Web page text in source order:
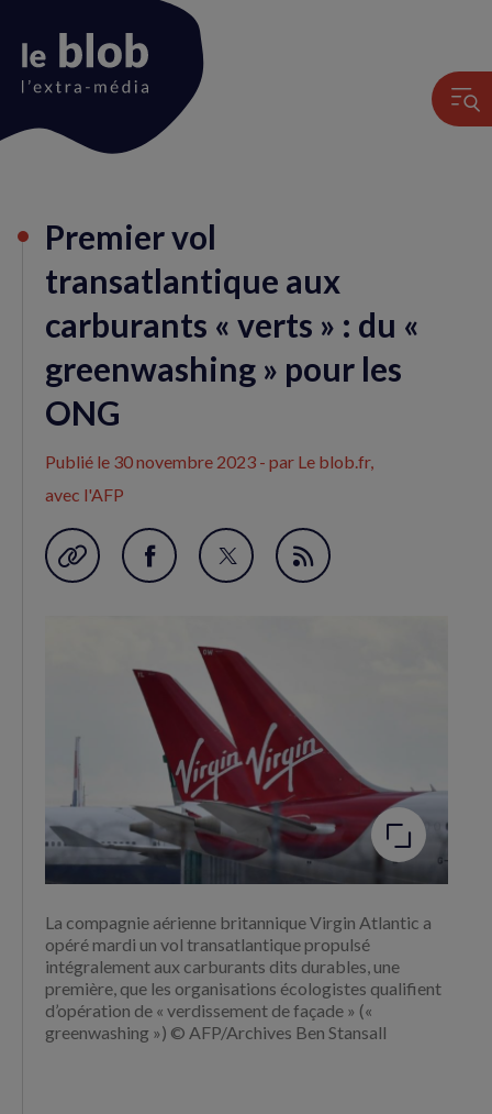
du
Premier vol
transatlantique aux
carburants « verts » : du «
greenwashing » pour les
ONG
Publié le 30 novembre 2023 - par Le blob.fr,
avec l'AFP
Garder en favori
Partager
(nouvelle
fenêtre)
Partager
(nouvelle
fenêtre)
Flux
Agrandir
l'image
La compagnie aérienne britannique Virgin Atlantic a
opéré mardi un vol transatlantique propulsé
intégralement aux carburants dits durables, une
première, que les organisations écologistes qualifient
d’opération de « verdissement de façade » («
greenwashing ») © AFP/Archives Ben Stansall